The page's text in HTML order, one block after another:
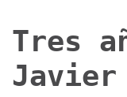
Tres
Javier